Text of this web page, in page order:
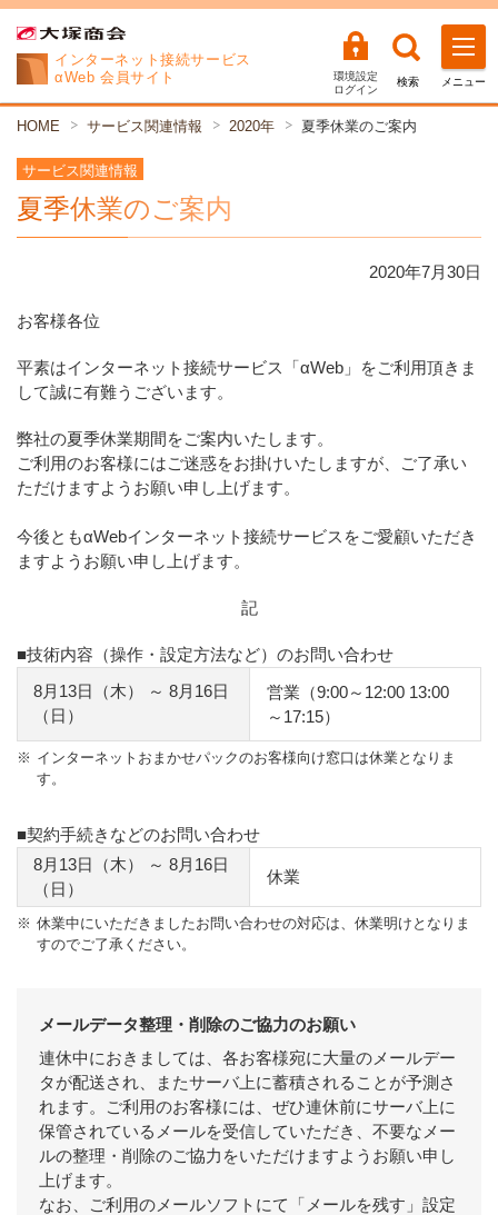
インターネット接続サービス
αWeb 会員サイト
環境設定
ログイン
検索 メニュー
HOME サービス関連情報 2020年 夏季休業のご案内
サービス関連情報
夏季休業のご案内
2020年7月30日
お客様各位
平素はインターネット接続サービス「αWeb」をご利用頂きま
して誠に有難うございます。
弊社の夏季休業期間をご案内いたします。
ご利用のお客様にはご迷惑をお掛けいたしますが、ご了承い
ただけますようお願い申し上げます。
今後ともαWebインターネット接続サービスをご愛顧いただき
ますようお願い申し上げます。
記
■技術内容（操作・設定方法など）のお問い合わせ
8月13日（木） ～ 8月16日
（日）
営業（9:00～12:00 13:00
～17:15）
※ インターネットおまかせパックのお客様向け窓口は休業となりま
す。
■契約手続きなどのお問い合わせ
8月13日（木） ～ 8月16日
（日）
休業
※ 休業中にいただきましたお問い合わせの対応は、休業明けとなりま
すのでご了承ください。
メールデータ整理・削除のご協力のお願い
連休中におきましては、各お客様宛に大量のメールデー
タが配送され、またサーバ上に蓄積されることが予測さ
れます。ご利用のお客様には、ぜひ連休前にサーバ上に
保管されているメールを受信していただき、不要なメー
ルの整理・削除のご協力をいただけますようお願い申し
上げます。
なお、ご利用のメールソフトにて「メールを残す」設定